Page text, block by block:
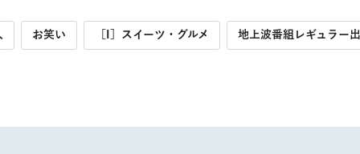
お笑い ［I］スイーツ・グルメ 地上波番組レギュラー